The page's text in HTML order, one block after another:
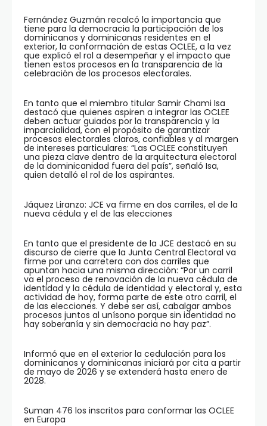
Fernández Guzmán recalcó la importancia que
tiene para la democracia la participación de los
dominicanos y dominicanas residentes en el
exterior, la conformación de estas OCLEE, a la vez
que explicó el rol a desempeñar y el impacto que
tienen estos procesos en la transparencia de la
celebración de los procesos electorales.
En tanto que el miembro titular Samir Chami Isa
destacó que quienes aspiren a integrar las OCLEE
deben actuar guiados por la transparencia y la
imparcialidad, con el propósito de garantizar
procesos electorales claros, confiables y al margen
de intereses particulares: “Las OCLEE constituyen
una pieza clave dentro de la arquitectura electoral
de la dominicanidad fuera del país”, señaló Isa,
quien detalló el rol de los aspirantes.
Jáquez Liranzo: JCE va firme en dos carriles, el de la
nueva cédula y el de las elecciones
En tanto que el presidente de la JCE destacó en su
discurso de cierre que la Junta Central Electoral va
firme por una carretera con dos carriles que
apuntan hacia una misma dirección: “Por un carril
va el proceso de renovación de la nueva cédula de
identidad y la cédula de identidad y electoral y, esta
actividad de hoy, forma parte de este otro carril, el
de las elecciones. Y debe ser así, cabalgar ambos
procesos juntos al unísono porque sin identidad no
hay soberanía y sin democracia no hay paz”.
Informó que en el exterior la cedulación para los
dominicanos y dominicanas iniciará por cita a partir
de mayo de 2026 y se extenderá hasta enero de
2028.
Suman 476 los inscritos para conformar las OCLEE
en Europa